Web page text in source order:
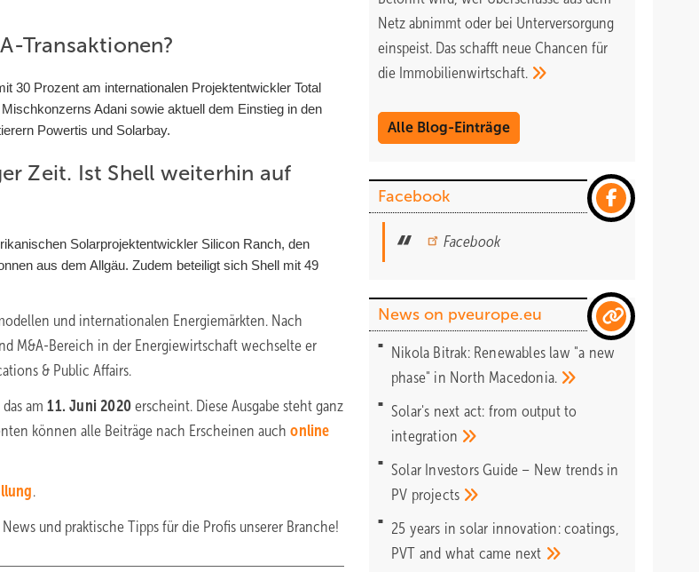
Transaktionen?
30 Prozent am internationalen Projektentwickler Total
Adani sowie aktuell dem Einstieg in den
Powertis und Solarbay.
Zeit. Ist Shell weiterhin auf
Solarprojektentwickler Silicon Ranch, den
aus dem Allgäu. Zudem beteiligt sich Shell mit 49
und internationalen Energiemärkten. Nach
M&A-Bereich in der Energiewirtschaft wechselte er
& Public Affairs.
das am11. Juni 2020 erscheint. Diese Ausgabe steht ganz
können alle Beiträge nach Erscheinen auchonline
.
und praktische Tipps für die Profis unserer Branche!
Netz abnimmt oder bei Unterversorgung
einspeist. Das schafft neue Chancen für
die Immobilienwirtschaft.
Alle Blog-Einträge
Facebook
Facebook
News on pveurope.eu
Nikola Bitrak: Renewables law "a new
phase" in North Macedonia.
Solar's next act: from output to
integration
Solar Investors Guide – New trends in
PV projects
25 years in solar innovation: coatings,
PVT and what came next